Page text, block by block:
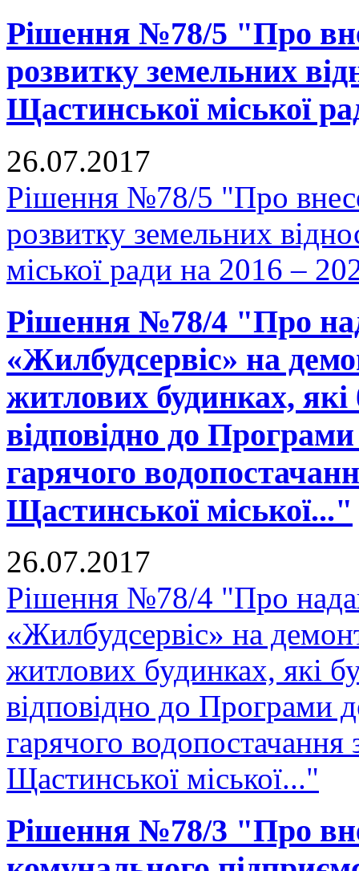
Рішення №78/5 "Про
розвитку земельних
Щастинської міської
26.07.2017
Рішення №78/5 "Про
розвитку земельних
міської ради на 2016 –
Рішення №78/4 "Про
«Жилбудсервіс» на
житлових будинках, які
відповідно до Програми
гарячого
Щастинської міської..."
26.07.2017
Рішення №78/4 "Про
«Жилбудсервіс» на
житлових будинках, які
відповідно до Програми
гарячого
Щастинської міської..."
Рішення №78/3 "Про